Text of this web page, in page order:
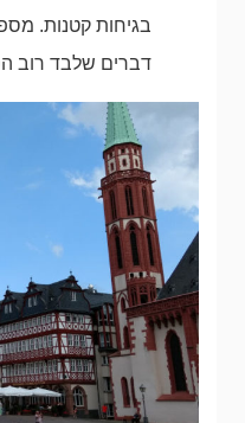
בגיחות קטנות.
דברים שלבד רוב